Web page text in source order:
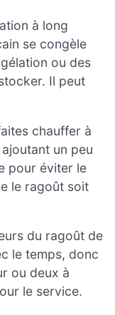
à long
se congèle
ou des
Il peut
chauffer à
un peu
pour éviter le
le ragoût soit
du ragoût de
le temps, donc
ou deux à
le service.